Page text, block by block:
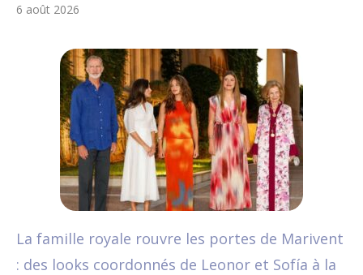
6 août 2026
La famille royale rouvre les portes de Marivent
: des looks coordonnés de Leonor et Sofía à la